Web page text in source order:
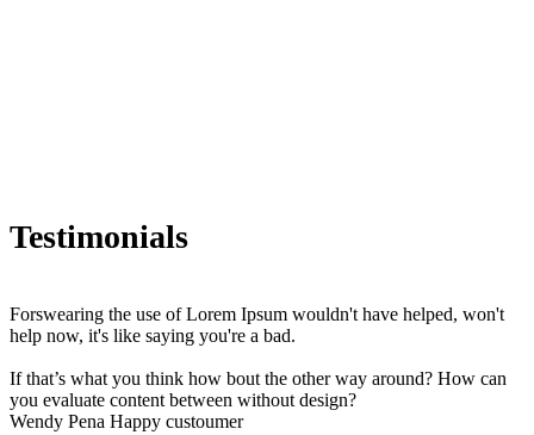
Testimonials
Forswearing the use of Lorem Ipsum wouldn't have helped, won't
help now, it's like saying you're a bad.
If that’s what you think how bout the other way around? How can
you evaluate content between without design?
Wendy Pena Happy custoumer